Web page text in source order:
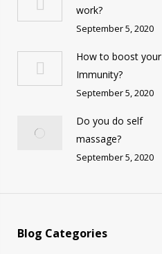
work?
September 5, 2020
How to boost your
Immunity?
September 5, 2020
Do you do self
massage?
September 5, 2020
Blog Categories